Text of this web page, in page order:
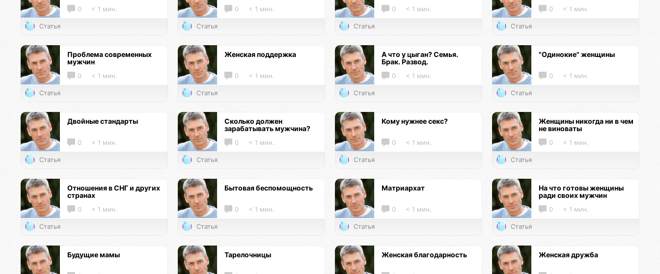
0 < 1 мин.
Статья
0 < 1 мин.
Статья
0 < 1 мин.
Статья
0 < 1 мин.
Статья
Проблема современных
мужчин
0 < 1 мин.
Статья
Женская поддержка
0 < 1 мин.
Статья
А что у цыган? Семья.
Брак. Развод.
0 < 1 мин.
Статья
"Одинокие" женщины
0 < 1 мин.
Статья
Двойные стандарты
0 < 1 мин.
Статья
Сколько должен
зарабатывать мужчина?
0 < 1 мин.
Статья
Кому нужнее секс?
0 < 1 мин.
Статья
Женщины никогда ни в чем
не виноваты
0 < 1 мин.
Статья
Отношения в СНГ и других
странах
0 < 1 мин.
Статья
Бытовая беспомощность
0 < 1 мин.
Статья
Матриархат
0 < 1 мин.
Статья
На что готовы женщины
ради своих мужчин
0 < 1 мин.
Статья
Будущие мамы Тарелочницы Женская благодарность Женская дружба